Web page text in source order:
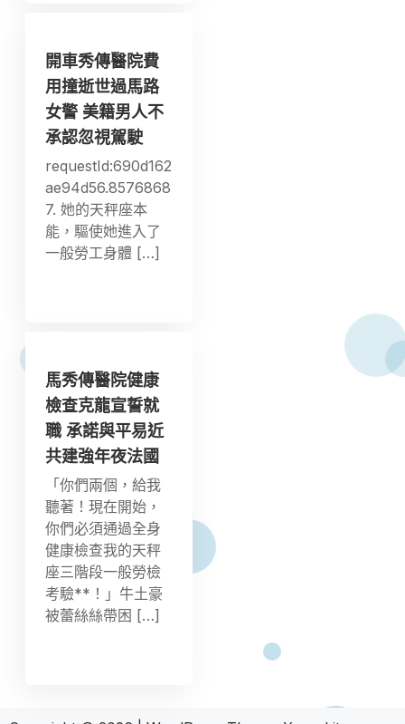
開車秀傳醫院費
用撞逝世過馬路
女警 美籍男人不
承認忽視駕駛
requestId:690d162
ae94d56.8576868
7. 她的天秤座本
能，驅使她進入了
一般勞工身體 […]
馬秀傳醫院健康
檢查克龍宣誓就
職 承諾與平易近
共建強年夜法國
「你們兩個，給我
聽著！現在開始，
你們必須通過全身
健康檢查我的天秤
座三階段一般勞檢
考驗**！」牛土豪
被蕾絲絲帶困 […]